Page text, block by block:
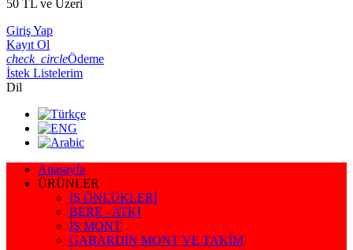
50 TL ve Üzeri
Giriş Yap
Kayıt Ol
check_circleÖdeme
İstek Listelerim
Dil
Anasayfa
ÜRÜNLER
İŞ ÖNLÜKLERİ
BERE - ATKI
İŞ MONT
GABARDİN MONT VE TAKIM